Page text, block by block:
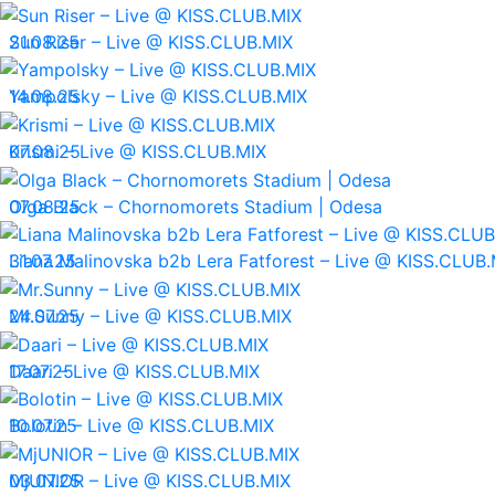
21.08.25
Sun Riser – Live @ KISS.CLUB.MIX
14.08.25
Yampolsky – Live @ KISS.CLUB.MIX
07.08.25
Krismi – Live @ KISS.CLUB.MIX
07.08.25
Olga Black – Chornomorets Stadium | Odesa
31.07.25
Liana Malinovska b2b Lera Fatforest – Live @
24.07.25
Mr.Sunny – Live @ KISS.CLUB.MIX
17.07.25
Daari – Live @ KISS.CLUB.MIX
10.07.25
Bolotin – Live @ KISS.CLUB.MIX
03.07.25
MjUNIOR – Live @ KISS.CLUB.MIX